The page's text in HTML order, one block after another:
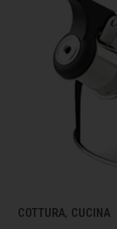
COTTURA, CUCINA